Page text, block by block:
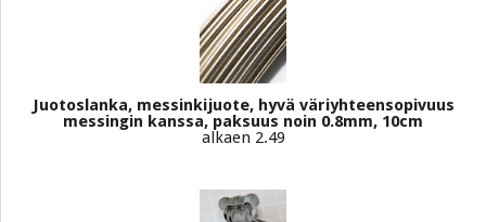
Juotoslanka, messinkijuote, hyvä väriyhteensopivuus
messingin kanssa, paksuus noin 0.8mm, 10cm
alkaen 2.49